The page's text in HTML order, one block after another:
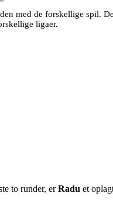
med de forskellige spil.
ligaer.
to runder, erRadu et